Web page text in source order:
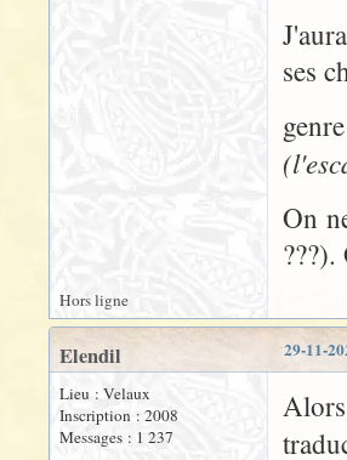
ses
On
Hors ligne
29-11-
Elendil
Lieu : Velaux
Inscription : 2008
Messages : 1 237